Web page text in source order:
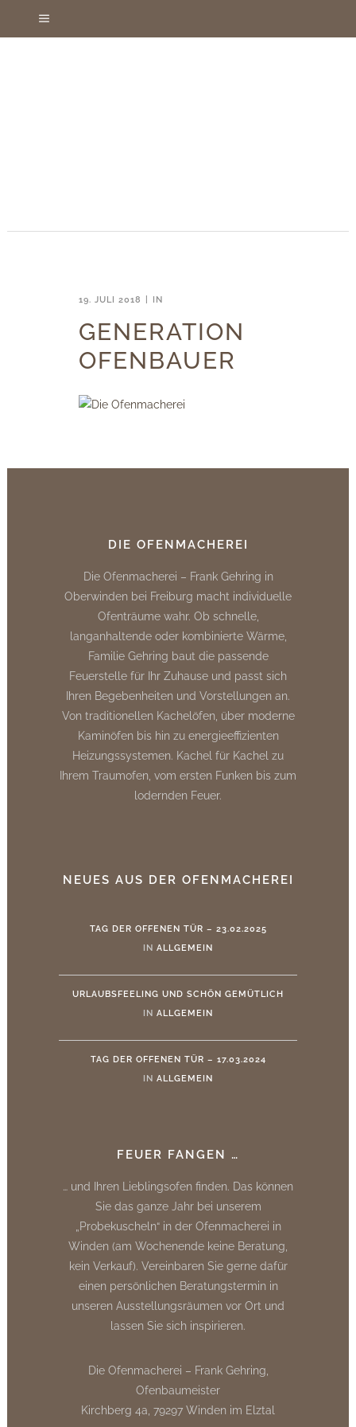
19. JULI 2018 IN
GENERATION
OFENBAUER
DIE OFENMACHEREI
Die Ofenmacherei – Frank Gehring in
Oberwinden bei Freiburg macht individuelle
Ofenträume wahr. Ob schnelle,
langanhaltende oder kombinierte Wärme,
Familie Gehring baut die passende
Feuerstelle für Ihr Zuhause und passt sich
Ihren Begebenheiten und Vorstellungen an.
Von traditionellen Kachelöfen, über moderne
Kaminöfen bis hin zu energieeffizienten
Heizungssystemen. Kachel für Kachel zu
Ihrem Traumofen, vom ersten Funken bis zum
lodernden Feuer.
NEUES AUS DER OFENMACHEREI
TAG DER OFFENEN TÜR – 23.02.2025
IN ALLGEMEIN
URLAUBSFEELING UND SCHÖN GEMÜTLICH
IN ALLGEMEIN
TAG DER OFFENEN TÜR – 17.03.2024
IN ALLGEMEIN
FEUER FANGEN …
… und Ihren Lieblingsofen finden. Das können
Sie das ganze Jahr bei unserem
„Probekuscheln“ in der Ofenmacherei in
Winden (am Wochenende keine Beratung,
kein Verkauf). Vereinbaren Sie gerne dafür
einen persönlichen Beratungstermin in
unseren Ausstellungsräumen vor Ort und
lassen Sie sich inspirieren.
Die Ofenmacherei – Frank Gehring,
Ofenbaumeister
Kirchberg 4a, 79297 Winden im Elztal